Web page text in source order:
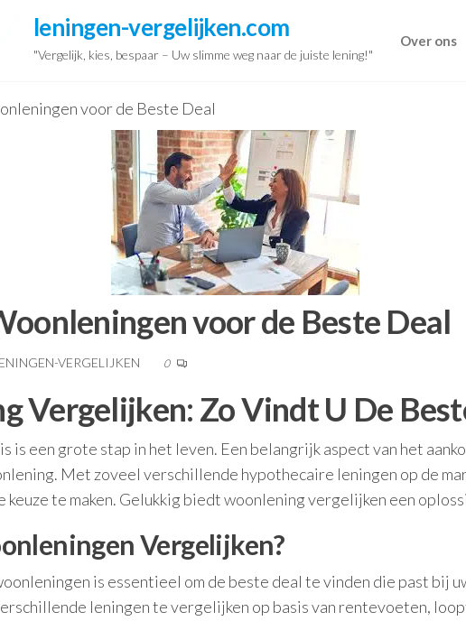
leningen-vergelijken.com
"Vergelijk, kies, bespaar – Uw slimme weg naar de juiste lening!"
Over ons
voor de Beste Deal
voor de Beste Deal
VERGELIJKEN 0
Vergelijken: Zo Vindt U De
is een grote stap in het leven. Een belangrijk aspect van het
Met zoveel verschillende hypothecaire leningen op de
keuze te maken. Gelukkig biedt woonlening vergelijken een
Vergelijken?
is essentieel om de beste deal te vinden die past bij
leningen te vergelijken op basis van rentevoeten,